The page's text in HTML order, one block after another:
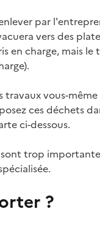
par
vers des
en charge, mais
travaux vous-
ces déchets
ci-dessous.
trop
?